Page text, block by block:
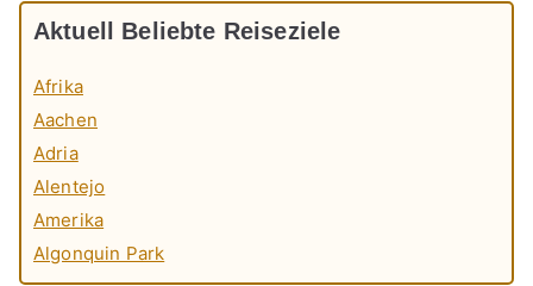
Aktuell Beliebte Reiseziele
Afrika
Aachen
Adria
Alentejo
Amerika
Algonquin Park